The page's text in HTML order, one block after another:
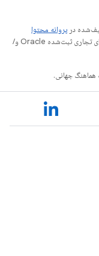
در پروانه محتوا
هستند. جاوا و OpenJDK علامت‌های تجاری یا علامت‌های تجاری ثبت‌شده Oracle و/